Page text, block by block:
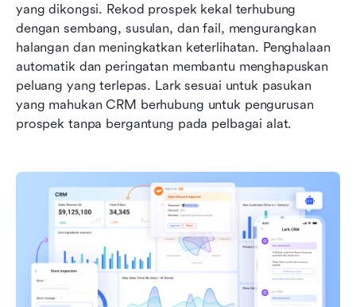
yang dikongsi. Rekod prospek kekal terhubung
dengan sembang, susulan, dan fail, mengurangkan
halangan dan meningkatkan keterlihatan. Penghalaan
automatik dan peringatan membantu menghapuskan
peluang yang terlepas. Lark sesuai untuk pasukan
yang mahukan CRM berhubung untuk pengurusan
prospek tanpa bergantung pada pelbagai alat.